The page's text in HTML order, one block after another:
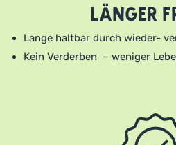
länger
Lange haltbar durch wieder-
Kein Verderben – weniger